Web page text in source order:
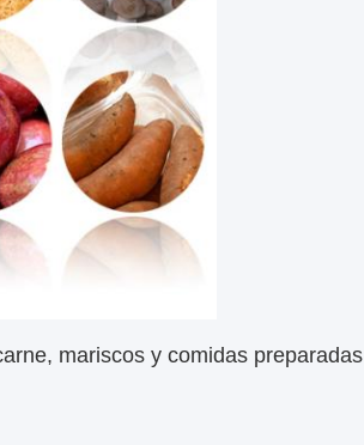
mariscos y comidas preparadas